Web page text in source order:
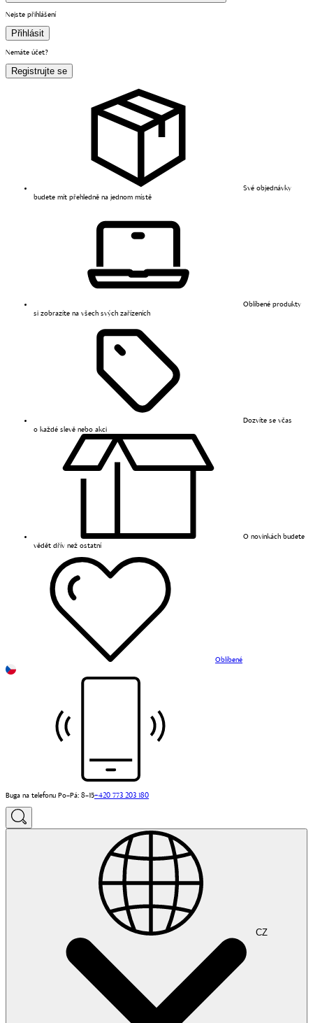
Nejste přihlášení
Přihlásit
Nemáte účet?
Registrujte se
Své objednávky
budete mít přehledně na jednom místě
Oblíbené produkty
si zobrazíte na všech svých zařízeních
Dozvíte se včas
o každé slevě nebo akci
O novinkách budete
vědět dřív než ostatní
Oblíbené
Buga na telefonu Po–Pá: 8–15+420 773 203 180
CZ